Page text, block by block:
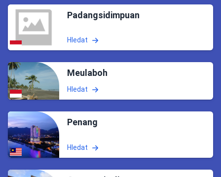
Padangsidimpuan
Hledat
Meulaboh
Hledat
Penang
Hledat